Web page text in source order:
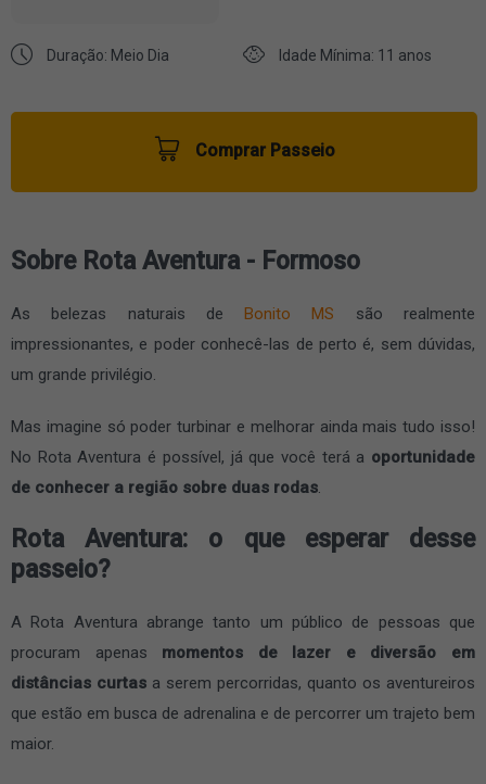
Duração: Meio Dia Idade Mínima: 11 anos
Comprar Passeio
Sobre Rota Aventura - Formoso
As belezas naturais deBonito MS são realmente
impressionantes, e poder conhecê-las de perto é, sem dúvidas,
um grande privilégio.
Mas imagine só poder turbinar e melhorar ainda mais tudo isso!
No Rota Aventura é possível, já que você terá a oportunidade
de conhecer a região sobre duas rodas
Rota Aventura: o que esperar desse
passeio?
A Rota Aventura abrange tanto um público de pessoas que
procuram apenas momentos de lazer e diversão em
distâncias curtas a serem percorridas, quanto os aventureiros
que estão em busca de adrenalina e de percorrer um trajeto bem
maior.